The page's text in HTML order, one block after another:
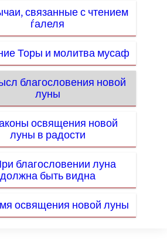
связанные с чтением
ѓалеля
Торы и молитва мусаф
благословения новой
луны
освящения новой
луны в радости
благословении луна
должна быть видна
освящения новой луны